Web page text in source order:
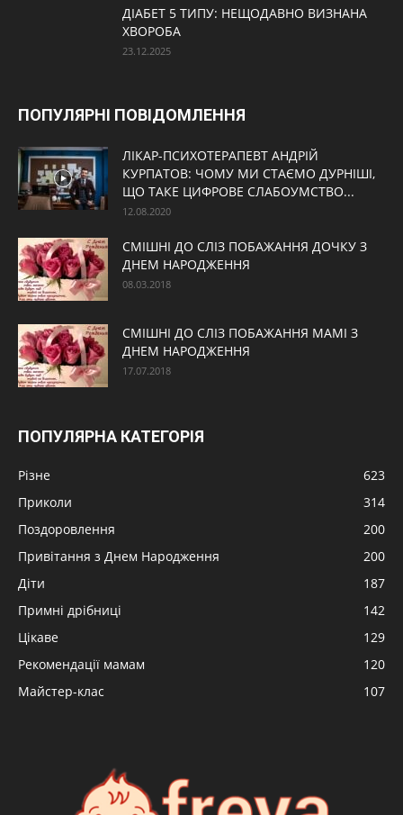
ДІАБЕТ 5 ТИПУ: НЕЩОДАВНО ВИЗНАНА
ХВОРОБА
23.12.2025
ПОПУЛЯРНІ ПОВІДОМЛЕННЯ
ЛІКАР-ПСИХОТЕРАПЕВТ АНДРІЙ
КУРПАТОВ: ЧОМУ МИ СТАЄМО ДУРНІШІ,
ЩО ТАКЕ ЦИФРОВЕ СЛАБОУМСТВО...
12.08.2020
СМІШНІ ДО СЛІЗ ПОБАЖАННЯ ДОЧКУ З
ДНЕМ НАРОДЖЕННЯ
08.03.2018
СМІШНІ ДО СЛІЗ ПОБАЖАННЯ МАМІ З
ДНЕМ НАРОДЖЕННЯ
17.07.2018
ПОПУЛЯРНА КАТЕГОРІЯ
Різне
623
Приколи
314
Поздоровлення
200
Привітання з Днем Народження
200
Діти
187
Примні дрібниці
142
Цікаве
129
Рекомендації мамам
120
Майстер-клас
107